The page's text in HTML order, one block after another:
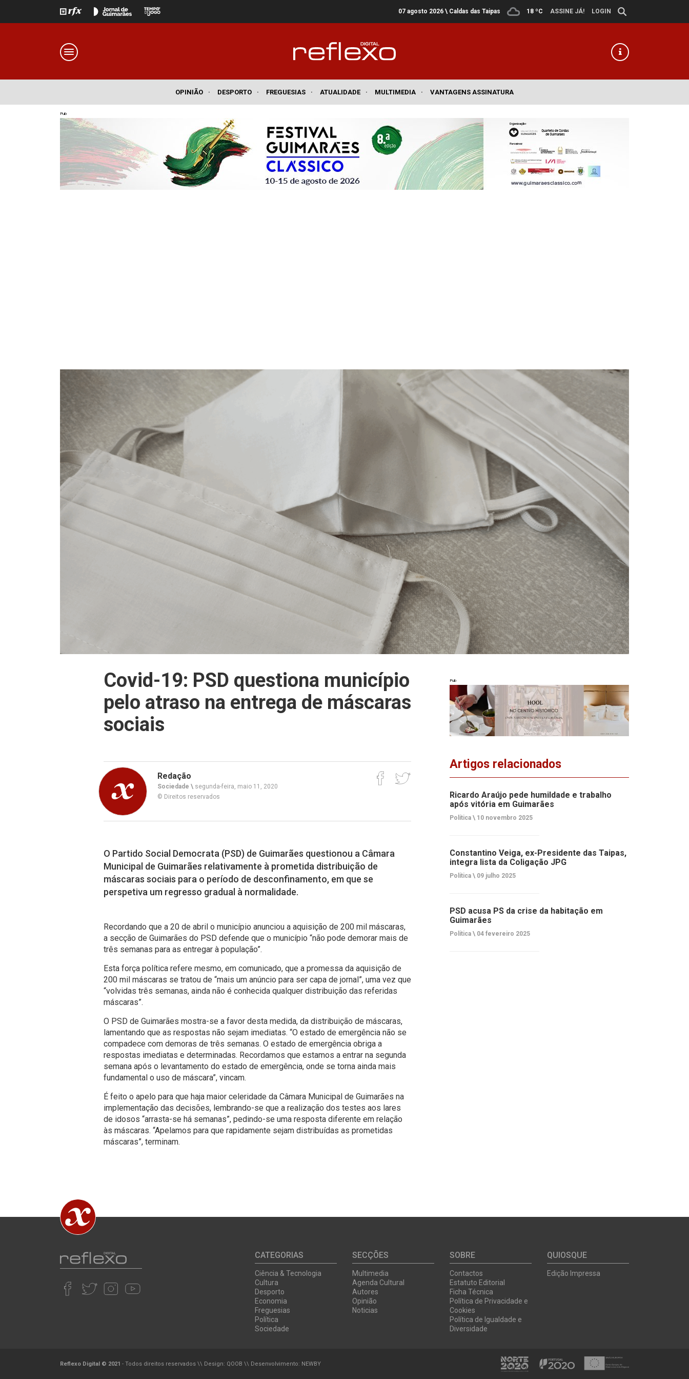
07 agosto 2026 \ Caldas das Taipas 18 ºC ASSINE JÁ! LOGIN
OPINIÃO · DESPORTO · FREGUESIAS · ATUALIDADE · MULTIMEDIA · VANTAGENS ASSINATURA
Pub
Covid-19: PSD questiona município
pelo atraso na entrega de máscaras
sociais
Redação
Sociedade \ segunda-feira, maio 11, 2020
© Direitos reservados
O Partido Social Democrata (PSD) de Guimarães questionou a Câmara
Municipal de Guimarães relativamente à prometida distribuição de
máscaras sociais para o período de desconfinamento, em que se
perspetiva um regresso gradual à normalidade.
Recordando que a 20 de abril o município anunciou a aquisição de 200 mil máscaras,
a secção de Guimarães do PSD defende que o município “não pode demorar mais de
três semanas para as entregar à população”.
Esta força política refere mesmo, em comunicado, que a promessa da aquisição de
200 mil máscaras se tratou de “mais um anúncio para ser capa de jornal”, uma vez que
“volvidas três semanas, ainda não é conhecida qualquer distribuição das referidas
máscaras”.
O PSD de Guimarães mostra-se a favor desta medida, da distribuição de máscaras,
lamentando que as respostas não sejam imediatas. “O estado de emergência não se
compadece com demoras de três semanas. O estado de emergência obriga a
respostas imediatas e determinadas. Recordamos que estamos a entrar na segunda
semana após o levantamento do estado de emergência, onde se torna ainda mais
fundamental o uso de máscara”, vincam.
É feito o apelo para que haja maior celeridade da Câmara Municipal de Guimarães na
implementação das decisões, lembrando-se que a realização dos testes aos lares
de idosos “arrasta-se há semanas”, pedindo-se uma resposta diferente em relação
às máscaras. “Apelamos para que rapidamente sejam distribuídas as prometidas
máscaras”, terminam.
Pub
Artigos relacionados
Ricardo Araújo pede humildade e trabalho
após vitória em Guimarães
Política \ 10 novembro 2025
Constantino Veiga, ex-Presidente das Taipas,
integra lista da Coligação JPG
Política \ 09 julho 2025
PSD acusa PS da crise da habitação em
Guimarães
Política \ 04 fevereiro 2025
CATEGORIAS
Ciência & Tecnologia
Cultura
Desporto
Economia
Freguesias
Política
Sociedade
SECÇÕES
Multimedia
Agenda Cultural
Autores
Opinião
Noticias
SOBRE
Contactos
Estatuto Editorial
Ficha Técnica
Política de Privacidade e
Cookies
Política de Igualdade e
Diversidade
QUIOSQUE
Edição Impressa
Reflexo Digital © 2021 - Todos direitos reservados \\ Design: QOOB \\ Desenvolvimento: NEWBY